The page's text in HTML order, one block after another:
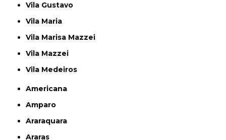
Vila Gustavo
Vila Maria
Vila Marisa Mazzei
Vila Mazzei
Vila Medeiros
Americana
Amparo
Araraquara
Araras